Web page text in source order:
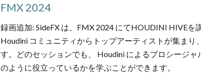
FMX 2024
録画追加: SideFX は、FMX 2024 にてHOUDINI HIVEを
Houdini コミュニティからトップアーティストが集まり
す。どのセッションでも、 Houdini によるプロシージ
のように役立っているかを学ぶことができます。